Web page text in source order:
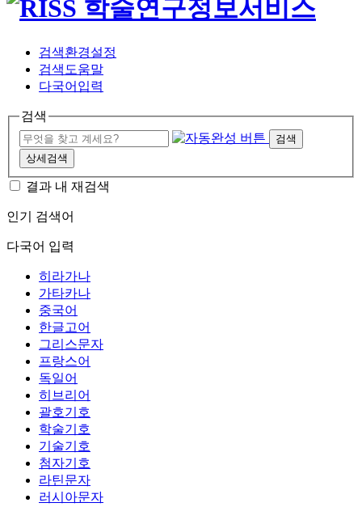
검색환경설정
검색도움말
다국어입력
검색
검색
상세검색
결과 내 재검색
인기 검색어
다국어 입력
히라가나
가타카나
중국어
한글고어
그리스문자
프랑스어
독일어
히브리어
괄호기호
학술기호
기술기호
첨자기호
라틴문자
러시아문자